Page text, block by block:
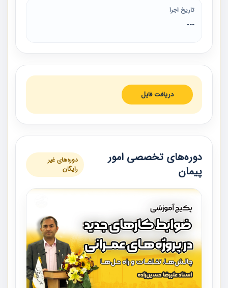
تاریخ اجرا
---
دریافت فایل
دوره‌های تخصصی امور
پیمان
دوره‌های غیر
رایگان